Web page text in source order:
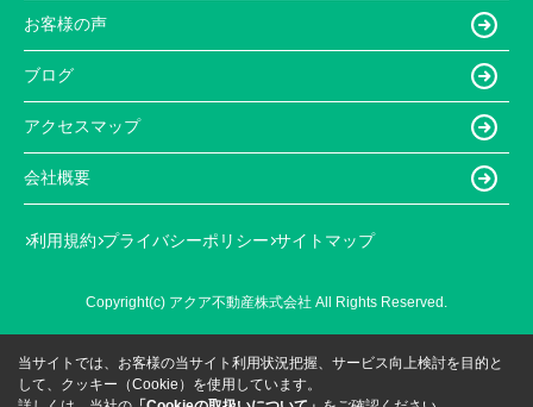
お客様の声
ブログ
アクセスマップ
会社概要
利用規約 プライバシーポリシー サイトマップ
Copyright(c) アクア不動産株式会社 All Rights Reserved.
当サイトでは、お客様の当サイト利用状況把握、サービス向上検討を目的と
して、クッキー（Cookie）を使用しています。